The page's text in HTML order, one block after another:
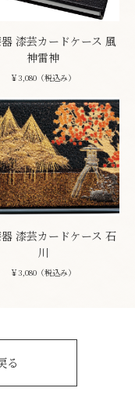
漆芸カードケース 風
神雷神
￥3,080（税込み）
漆芸カードケース 石
川
￥3,080（税込み）
る